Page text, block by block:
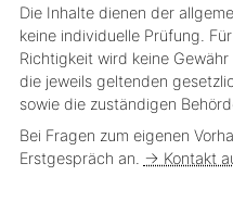
Die Inhalte dienen der
keine individuelle Prüfung.
Richtigkeit wird keine
die jeweils geltenden
sowie die zuständigen
Bei Fragen zum eigenen
Erstgespräch an. → Kontakt